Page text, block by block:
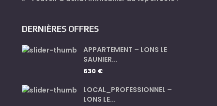
DERNIÈRES OFFRES
APPARTEMENT – LONS LE
SAUNIER...
630 €
LOCAL_PROFESSIONNEL –
LONS LE...